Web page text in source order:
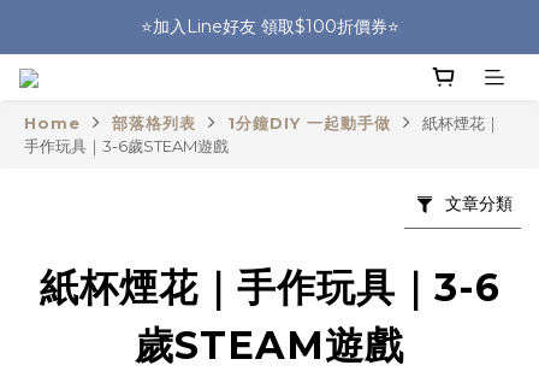
🎒HUGGER實體門市~實背才知道🎒
⭐️加入Line好友 領取$100折價券⭐️
🎒HUGGER實體門市~實背才知道🎒
Home 部落格列表 1分鐘DIY 一起動手做
紙杯煙花｜
手作玩具｜3-6歲STEAM遊戲
文章分類
紙杯煙花｜手作玩具｜3-6
歲STEAM遊戲